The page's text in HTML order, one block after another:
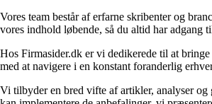
Vores team består af erfarne skribenter og
vores indhold løbende, så du altid har adgang
Hos Firmasider.dk er vi dedikerede til at
med at navigere i en konstant foranderlig
Vi tilbyder en bred vifte af artikler, analyser